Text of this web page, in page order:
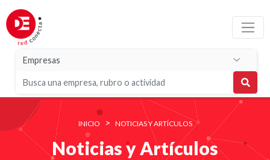
INICIO > NOTICIAS Y ARTÍCULOS
Noticias y Artículos